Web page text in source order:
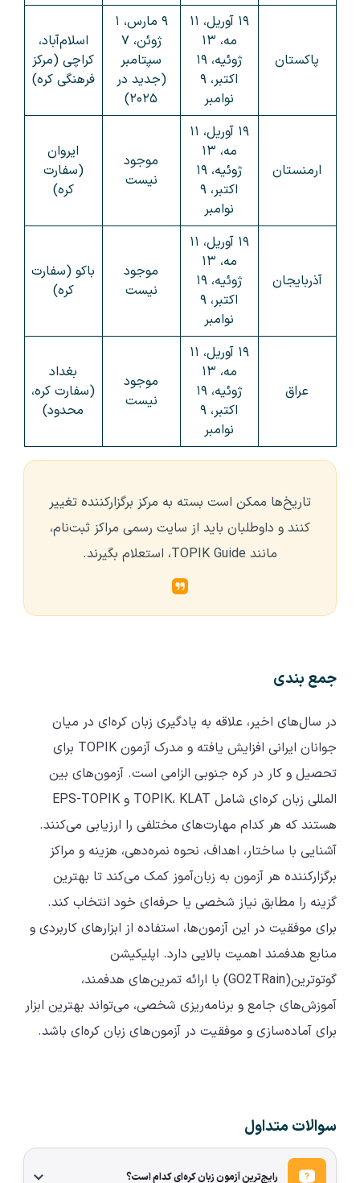
پاکستان
۱۹ آوریل، ۱۱
مه، ۱۳
ژوئیه، ۱۹
اکتبر، ۹
نوامبر
۹ مارس، ۱
ژوئن، ۷
سپتامبر
(جدید در
۲۰۲۵)
اسلام‌آباد،
کراچی (مرکز
فرهنگی کره)
ارمنستان
۱۹ آوریل، ۱۱
مه، ۱۳
ژوئیه، ۱۹
اکتبر، ۹
نوامبر
موجود
نیست
ایروان
(سفارت
کره)
آذربایجان
۱۹ آوریل، ۱۱
مه، ۱۳
ژوئیه، ۱۹
اکتبر، ۹
نوامبر
موجود
نیست
باکو (سفارت
کره)
عراق
۱۹ آوریل، ۱۱
مه، ۱۳
ژوئیه، ۱۹
اکتبر، ۹
نوامبر
موجود
نیست
بغداد
(سفارت کره،
محدود)
تاریخ‌ها ممکن است بسته به مرکز برگزارکننده تغییر
کنند و داوطلبان باید از سایت رسمی مراکز ثبت‌نام،
مانند TOPIK Guide، استعلام بگیرند.
جمع بندی
در سال‌های اخیر، علاقه به یادگیری زبان کره‌ای در میان
جوانان ایرانی افزایش یافته و مدرک آزمون TOPIK برای
تحصیل و کار در کره جنوبی الزامی است. آزمون‌های بین
المللی زبان کره‌ای شامل TOPIK، KLAT و EPS-TOPIK
هستند که هر کدام مهارت‌های مختلفی را ارزیابی می‌کنند.
آشنایی با ساختار، اهداف، نحوه نمره‌دهی، هزینه و مراکز
برگزارکننده هر آزمون به زبان‌آموز کمک می‌کند تا بهترین
گزینه را مطابق نیاز شخصی یا حرفه‌ای خود انتخاب کند.
برای موفقیت در این آزمون‌ها، استفاده از ابزارهای کاربردی و
منابع هدفمند اهمیت بالایی دارد. اپلیکیشن
گوتوترین(GO2TRain) با ارائه تمرین‌های هدفمند،
آموزش‌های جامع و برنامه‌ریزی شخصی، می‌تواند بهترین ابزار
برای آماده‌سازی و موفقیت در آزمون‌های زبان کره‌ای باشد.
سوالات متداول
رایج‌ترین آزمون زبان کره‌ای کدام است؟